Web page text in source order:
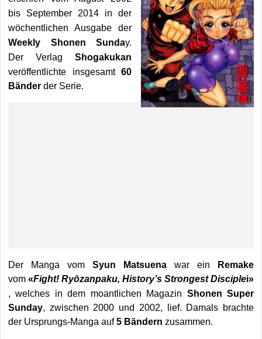
bis September 2014 in der
wöchentlichen Ausgabe der
Weekly Shonen Sunday.
Der VerlagShogakukan
veröffentlichte insgesamt60
Bänderder Serie.
Der Manga vom Syun Matsuena war ein
Remake
vom «Fight! Ryōzanpaku, History’s Strongest Disciplei»
, welches in dem moantlichen Magazin Shonen Super
Sunday, zwischen 2000 und 2002, lief. Damals brachte
der Ursprungs-Manga auf5 Bändern zusammen.